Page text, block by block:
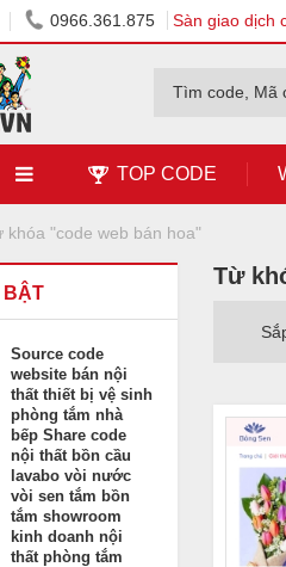
0966.361.875 Sàn giao dịch
Tìm code, Mã
TOP CODE
khóa "code web bán hoa"
Từ
BẬT
Source code
website bán nội
thất thiết bị vệ sinh
phòng tắm nhà
bếp Share code
nội thất bồn cầu
lavabo vòi nước
vòi sen tắm bồn
tắm showroom
kinh doanh nội
thất phòng tắm